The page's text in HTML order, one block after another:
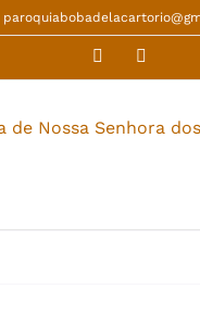
Facebook